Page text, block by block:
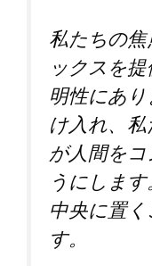
私たちの
ックスを
明性にあ
け入れ、
が人間を
うにしま
中央に置
す。